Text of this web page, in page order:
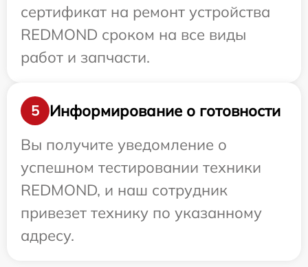
сертификат на ремонт устройства
REDMOND сроком на все виды
работ и запчасти.
5
Информирование о готовности
Вы получите уведомление о
успешном тестировании техники
REDMOND, и наш сотрудник
привезет технику по указанному
адресу.